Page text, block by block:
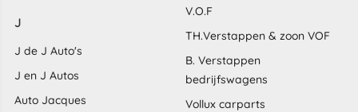
J
J de J Auto's
J en J Autos
Auto Jacques
V.O.F
TH.Verstappen & zoon VOF
B. Verstappen
bedrijfswagens
Vollux carparts